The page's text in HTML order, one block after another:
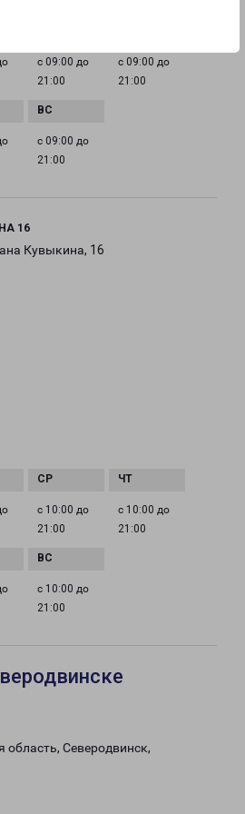
с 09:00 до
21:00
с 09:00 до
21:00
с 09:00 до
21:00
16
Кувыкина, 16
с 10:00 до
21:00
с 10:00 до
21:00
с 10:00 до
21:00
область, Северодвинск,